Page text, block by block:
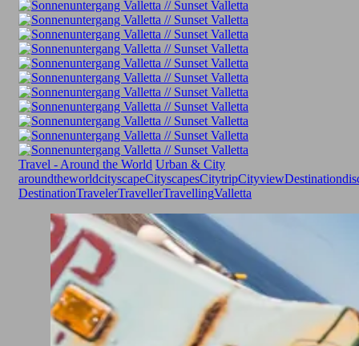
Travel - Around the World Urban & City
aroundtheworldcityscapeCityscapesCitytripCityviewDestination
DestinationTravelerTravellerTravellingValletta